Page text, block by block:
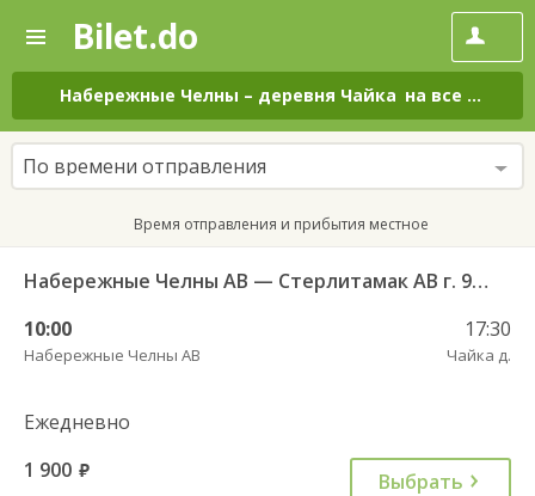
—
Поиск
и
покупка
билетов
на
автобус
онлайн
Bilet.do
Набережные Челны – деревня Чайка на все дни
По времени отправления
Время отправления и прибытия местное
Набережные Челны АВ — Стерлитамак АВ г. 955
10:00
Набережные Челны АВ
17:30
Чайка д.
Ежедневно
1 900 руб. Выбрать